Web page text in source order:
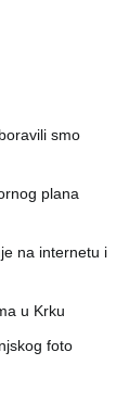
smo
plana
na internetu i
u Krku
foto